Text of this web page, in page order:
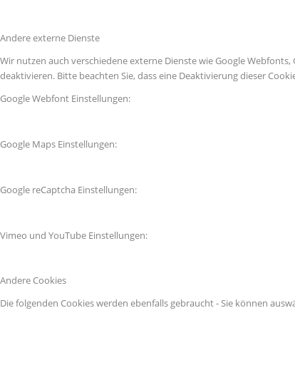
Andere externe Dienste
Wir nutzen auch verschiedene externe Dienste wie Google
deaktivieren. Bitte beachten Sie, dass eine Deaktivierung dieser
Google Webfont Einstellungen:
Google Maps Einstellungen:
Google reCaptcha Einstellungen:
Vimeo und YouTube Einstellungen:
Andere Cookies
Die folgenden Cookies werden ebenfalls gebraucht - Sie können